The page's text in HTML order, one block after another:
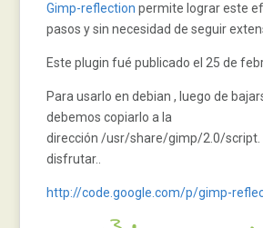
Gimp-reflection permite lograr este
pasos y sin necesidad de seguir
Este plugin fué publicado el 25 de
Para usarlo en debian , luego de
debemos copiarlo a la
dirección /usr/share/gimp/2.0/script.
disfrutar..
http://code.google.com/p/gimp-